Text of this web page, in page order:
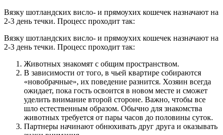
Вязку шотландских висло- и прямоухих кошечек назначают на
2-3 день течки. Процесс проходит так:
Вязку шотландских висло- и прямоухих кошечек назначают на
2-3 день течки. Процесс проходит так:
Животных знакомят с общим пространством.
В зависимости от того, в чьей квартире собираются
«новобрачные», их поведение разнится. Хозяин всегда
ожидает, пока гость освоится в новом месте и сможет
уделить внимание второй стороне. Важно, чтобы все
шло естественным образом. Обычно для знакомства
животных требуется от пары часов до половины суток.
Партнеры начинают обнюхивать друг друга и оказывать